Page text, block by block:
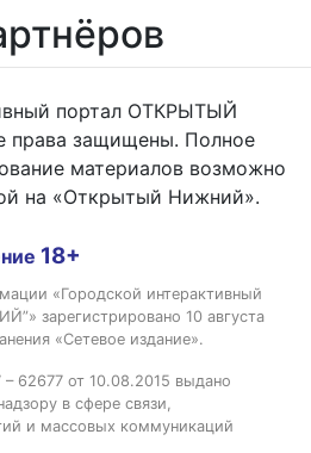
портал ОТКРЫТЫЙ
защищены. Полное
материалов возможно
на «Открытый Нижний».
18+
«Городской интерактивный
зарегистрировано 10 августа
«Сетевое издание».
62677 от 10.08.2015 выдано
в сфере связи,
и массовых коммуникаций